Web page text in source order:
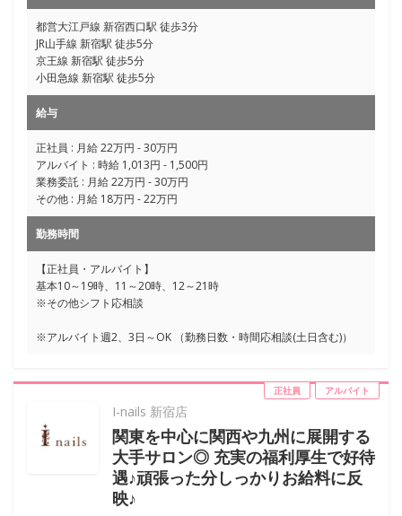
都営大江戸線 新宿西口駅 徒歩3分
JR山手線 新宿駅 徒歩5分
京王線 新宿駅 徒歩5分
小田急線 新宿駅 徒歩5分
給与
正社員 : 月給 22万円 - 30万円
アルバイト : 時給 1,013円 - 1,500円
業務委託 : 月給 22万円 - 30万円
その他 : 月給 18万円 - 22万円
勤務時間
【正社員・アルバイト】
基本10～19時、11～20時、12～21時
※その他シフト応相談
※アルバイト週2、3日～OK （勤務日数・時間応相談(土日含む)）
正社員 アルバイト
I-nails 新宿店
関東を中心に関西や九州に展開する
大手サロン◎ 充実の福利厚生で好待
遇♪頑張った分しっかりお給料に反
映♪